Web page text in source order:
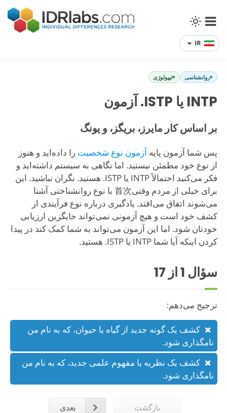
IR
روانشناسی تیپولوژی
INTP یا ISTP. آزمون
بر اساس کار مایرز، بریگز، و یونگ
پس شما آزمون پایهآزمون نوع شخصیت را داده‌اید و هنوز
از نوع خود مطمئن نیستید. اما نگاهی به سیستم داشته‌اید و
فکر می‌کنید احتمالاً INTP یا ISTP. هستید. نگران نباشید. این
برای خیلی از مردم وقتی首次 با نوع روانشناختی آشنا
می‌شوند اتفاق می‌افتد. یادگیری درباره نوع فرآیندی از
کشف خود است و هیچ آزمونی نمی‌تواند جایگزین ارزیابی
خودتان شود. اما این آزمون می‌تواند به شما کمک کند در پیدا
کردن اینکه آیا شما INTP یا ISTP. هستید.
سؤال 1از 17
ترجیح می‌دهم:
کشف یک گونه جدید از گیاه یا حیوان، که به نام من
نامگذاری شود.
کشف یک نظریه یا مفهوم علمی جدید، که به نام من
نامگذاری شود.
بازگشت بعدی